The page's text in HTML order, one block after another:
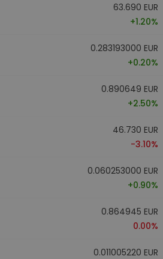
63.690 EUR
+1.20%
0.283193000 EUR
+0.20%
0.890649 EUR
+2.50%
46.730 EUR
-3.10%
0.060253000 EUR
+0.90%
0.864945 EUR
0.00%
0.011005220 EUR